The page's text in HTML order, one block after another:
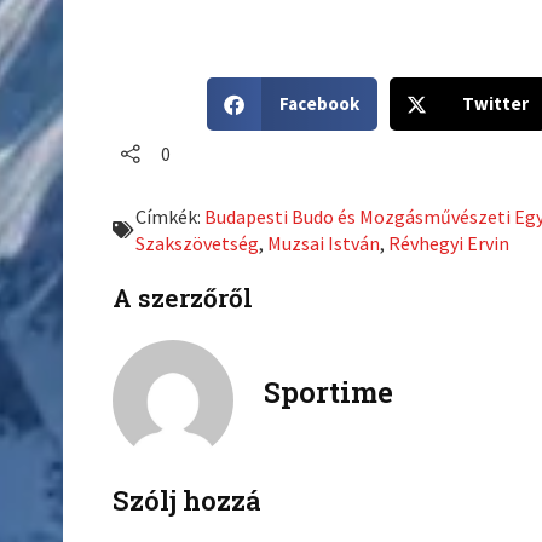
h
o
n
a
o
Facebook
h
o
n
Twitter
0
Címkék: Budapesti Budo és Mozgásművészeti
Szakszövetség, Muzsai István, Révhegyi Ervin
A szerzőről
Sportime
Szólj hozzá